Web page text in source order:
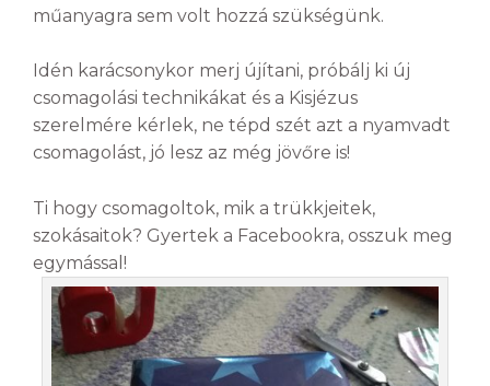
műanyagra sem volt hozzá szükségünk.
Idén karácsonykor merj újítani, próbálj ki új
csomagolási technikákat és a Kisjézus
szerelmére kérlek, ne tépd szét azt a nyamvadt
csomagolást, jó lesz az még jövőre is!
Ti hogy csomagoltok, mik a trükkjeitek,
szokásaitok? Gyertek a Facebookra, osszuk meg
egymással!